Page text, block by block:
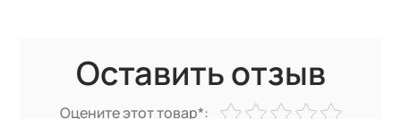
Оставить отзыв
Оцените этот товар*: